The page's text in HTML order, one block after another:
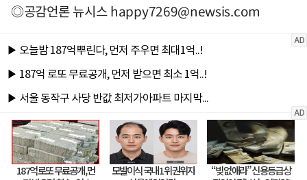
◎공감언론 뉴시스happy7269@newsis.com